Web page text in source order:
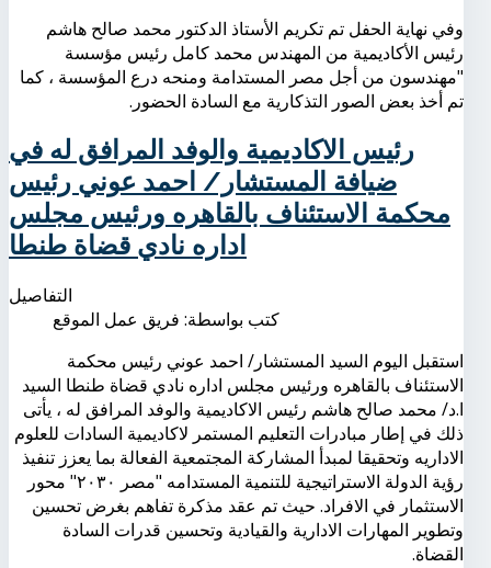
وفي نهاية الحفل تم تكريم الأستاذ الدكتور محمد صالح هاشم
رئيس الأكاديمية من المهندس محمد كامل رئيس مؤسسة
"مهندسون من أجل مصر المستدامة ومنحه درع المؤسسة ، كما
تم أخذ بعض الصور التذكارية مع السادة الحضور.
رئيس الاكاديمية والوفد المرافق له في
ضيافة المستشار/ احمد عوني رئيس
محكمة الاستئناف بالقاهره ورئيس مجلس
اداره نادي قضاة طنطا
التفاصيل
كتب بواسطة: فريق عمل الموقع
استقبل اليوم السيد المستشار/ احمد عوني رئيس محكمة
الاستئناف بالقاهره ورئيس مجلس اداره نادي قضاة طنطا السيد
ا.د/ محمد صالح هاشم رئيس الاكاديمية والوفد المرافق له ، يأتى
ذلك في إطار مبادرات التعليم المستمر لاكاديمية السادات للعلوم
الاداريه وتحقيقا لمبدأ المشاركة المجتمعية الفعالة بما يعزز تنفيذ
رؤية الدولة الاستراتيجية للتنمية المستدامه "مصر ٢٠٣٠" محور
الاستثمار في الافراد. حيث تم عقد مذكرة تفاهم بغرض تحسين
وتطوير المهارات الادارية والقيادية وتحسين قدرات السادة
القضاة.